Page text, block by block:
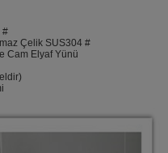
#
Çelik SUS304 #
Cam Elyaf Yünü